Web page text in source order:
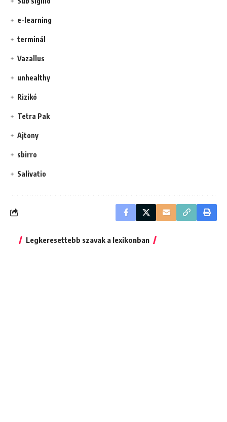
e-learning
terminál
Vazallus
unhealthy
Rizikó
Tetra Pak
Ajtony
sbirro
Salivatio
Legkeresettebb szavak a lexikonban